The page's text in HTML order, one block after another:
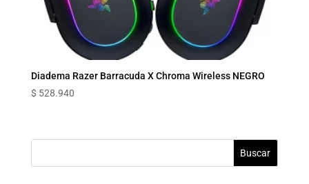
Diadema Razer Barracuda X Chroma Wireless NEGRO
$ 528.940
Buscar